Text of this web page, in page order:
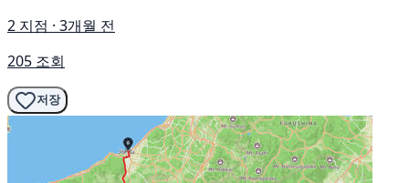
2 지점 · 3개월 전
205 조회
저장